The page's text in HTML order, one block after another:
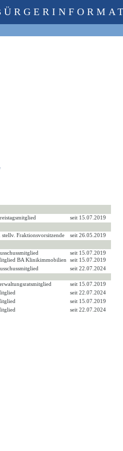
seit 15.07.2019
stellv. Fraktionsvorsitzende seit 26.05.2019
seit 15.07.2019
BA Klinikimmobilien
seit 15.07.2019
seit 22.07.2024
seit 15.07.2019
seit 22.07.2024
seit 15.07.2019
seit 22.07.2024